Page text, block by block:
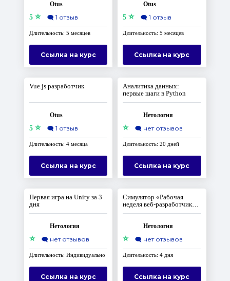
Otus
5⭐ 🗨️ 1 отзыв
Длительность: 5 месяцев
Ссылка на курс
Otus
5 ⭐ 🗨️ 1 отзыв
Длительность: 5 месяцев
Ссылка на курс
Vue.js разработчик
Otus
5⭐ 🗨️ 1 отзыв
Длительность: 4 месяца
Ссылка на курс
Аналитика данных:
первые шаги в Python
Нетология
⭐ 🗨️ нет отзывов
Длительность: 20 дней
Ссылка на курс
Первая игра на Unity за 3
дня
Нетология
⭐ 🗨️ нет отзывов
Длительность: Индивидуально
Ссылка на курс
Симулятор «Рабочая
неделя веб-разработчика
на Python»
Нетология
⭐ 🗨️ нет отзывов
Длительность: 4 дня
Ссылка на курс